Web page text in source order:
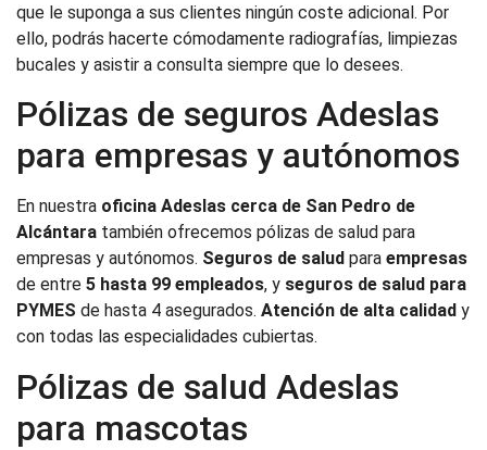
que le suponga a sus clientes ningún coste adicional. Por
ello, podrás hacerte cómodamente radiografías, limpiezas
bucales y asistir a consulta siempre que lo desees.
Pólizas de seguros Adeslas
para empresas y autónomos
En nuestra oficina Adeslas cerca de San Pedro de
Alcántara también ofrecemos pólizas de salud para
empresas y autónomos. Seguros de salud para empresas
de entre 5 hasta 99 empleados, y seguros de salud para
PYMES de hasta 4 asegurados. Atención de alta calidad y
con todas las especialidades cubiertas.
Pólizas de salud Adeslas
para mascotas